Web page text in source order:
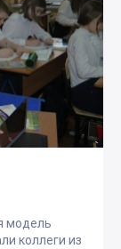
модель
коллеги из